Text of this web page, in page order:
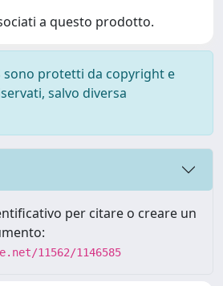
a questo prodotto.
sono protetti da copyright e
salvo diversa
per citare o creare un
11562/1146585